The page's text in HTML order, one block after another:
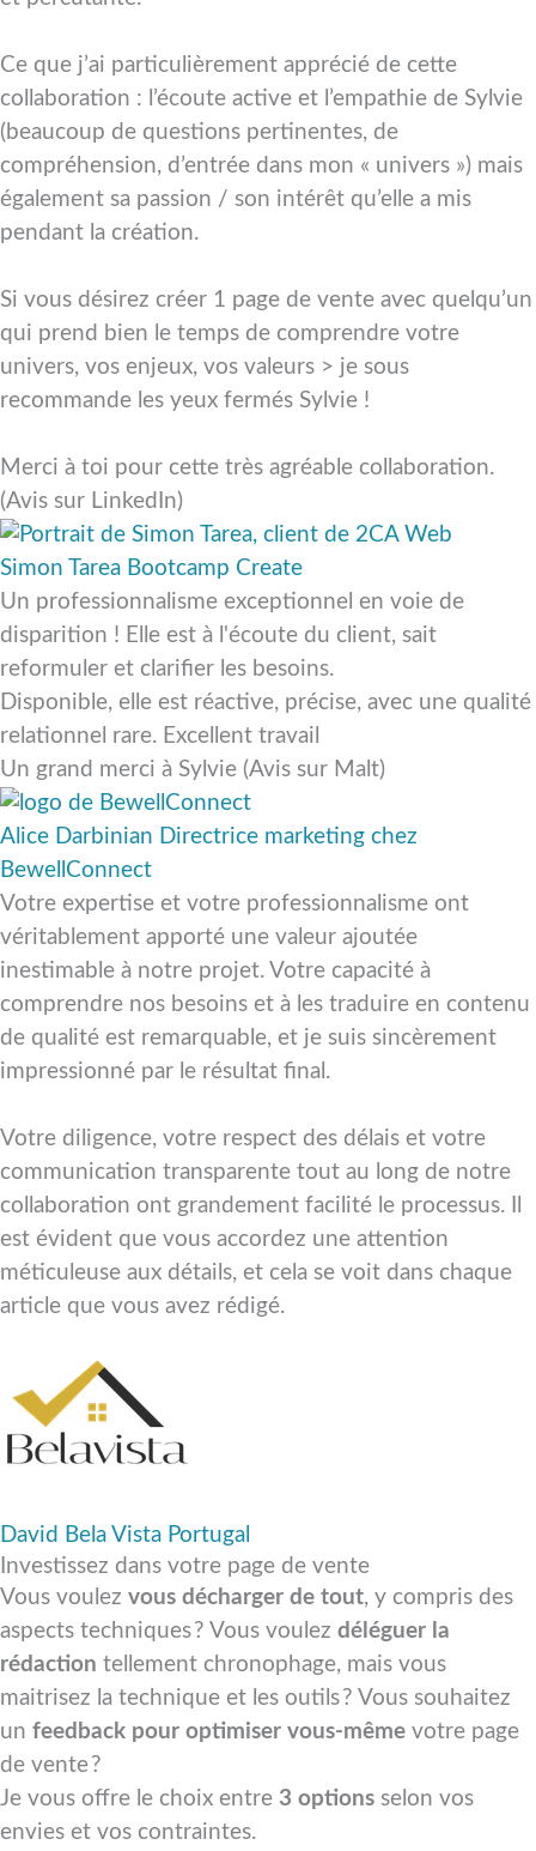
Ce que j’ai particulièrement apprécié de cette
collaboration : l’écoute active et l’empathie de Sylvie
(beaucoup de questions pertinentes, de
compréhension, d’entrée dans mon « univers ») mais
également sa passion / son intérêt qu’elle a mis
pendant la création.
Si vous désirez créer 1 page de vente avec quelqu’un
qui prend bien le temps de comprendre votre
univers, vos enjeux, vos valeurs > je sous
recommande les yeux fermés Sylvie !
Merci à toi pour cette très agréable collaboration.
(Avis sur LinkedIn)
Simon Tarea Bootcamp Create
Un professionnalisme exceptionnel en voie de
disparition ! Elle est à l'écoute du client, sait
reformuler et clarifier les besoins.
Disponible, elle est réactive, précise, avec une qualité
relationnel rare. Excellent travail
Un grand merci à Sylvie (Avis sur Malt)
Alice Darbinian Directrice marketing chez
BewellConnect
Votre expertise et votre professionnalisme ont
véritablement apporté une valeur ajoutée
inestimable à notre projet. Votre capacité à
comprendre nos besoins et à les traduire en contenu
de qualité est remarquable, et je suis sincèrement
impressionné par le résultat final.
Votre diligence, votre respect des délais et votre
communication transparente tout au long de notre
collaboration ont grandement facilité le processus. Il
est évident que vous accordez une attention
méticuleuse aux détails, et cela se voit dans chaque
article que vous avez rédigé.
David Bela Vista Portugal
Investissez dans votre page de vente
Vous voulez vous décharger de tout, y compris des
aspects techniques ? Vous voulez déléguer la
rédaction tellement chronophage, mais vous
maitrisez la technique et les outils ? Vous souhaitez
un feedback pour optimiser vous-même votre page
de vente ?
Je vous offre le choix entre 3 options selon vos
envies et vos contraintes.